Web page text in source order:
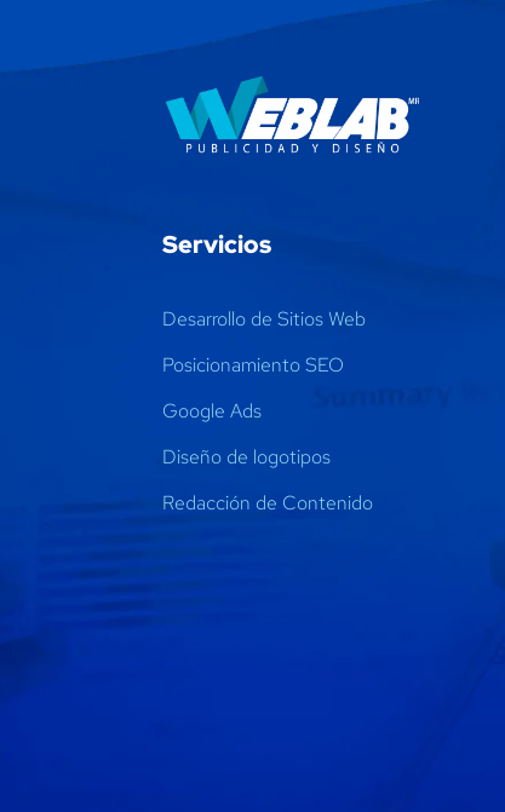
Servicios
Desarrollo de Sitios Web
Posicionamiento SEO
Google Ads
Diseño de logotipos
Redacción de Contenido